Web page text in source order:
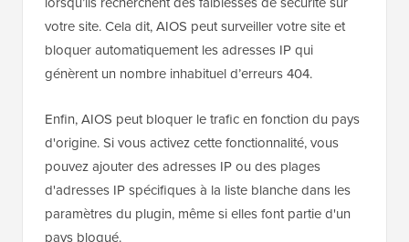
votre site. Cela dit, AIOS peut surveiller votre site et
bloquer automatiquement les adresses IP qui
génèrent un nombre inhabituel d’erreurs 404.
Enfin, AIOS peut bloquer le trafic en fonction du pays
d'origine. Si vous activez cette fonctionnalité, vous
pouvez ajouter des adresses IP ou des plages
d'adresses IP spécifiques à la liste blanche dans les
paramètres du plugin, même si elles font partie d'un
pays bloqué.